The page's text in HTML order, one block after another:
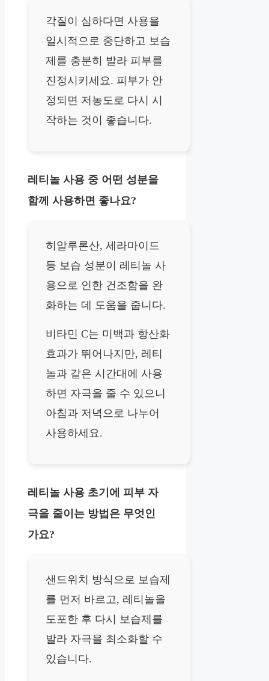
각질이 심하다면 사용을
일시적으로 중단하고 보습
제를 충분히 발라 피부를
진정시키세요. 피부가 안
정되면 저농도로 다시 시
작하는 것이 좋습니다.
레티놀 사용 중 어떤 성분을
함께 사용하면 좋나요?
히알루론산, 세라마이드
등 보습 성분이 레티놀 사
용으로 인한 건조함을 완
화하는 데 도움을 줍니다.
비타민 C는 미백과 항산화
효과가 뛰어나지만, 레티
놀과 같은 시간대에 사용
하면 자극을 줄 수 있으니
아침과 저녁으로 나누어
사용하세요.
레티놀 사용 초기에 피부 자
극을 줄이는 방법은 무엇인
가요?
샌드위치 방식으로 보습제
를 먼저 바르고, 레티놀을
도포한 후 다시 보습제를
발라 자극을 최소화할 수
있습니다.